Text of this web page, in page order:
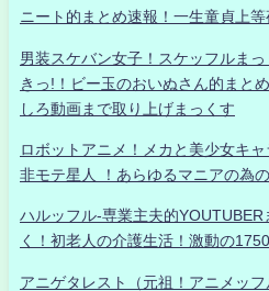
ニート的まとめ速報！一生童貞上等
男装スケバン女子！スケッフルまっ
きっ!！ビー玉のおいぬさん的まと
しろ動画まで取り上げまっくす
ロボットアニメ！メカと美少女キ
非モテ星人 ！あらゆるマニアの為
ハルッフル-専業主夫的
く！初老人の介護生活！激動の
アニゲタレスト（元祖！アニメッ